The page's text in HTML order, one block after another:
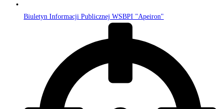
Biuletyn Informacji Publicznej WSBPI "Apeiron"